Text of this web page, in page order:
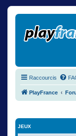
Raccourcis
PlayFrance
JEUX